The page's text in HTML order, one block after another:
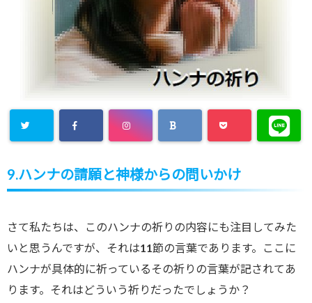
9.ハンナの請願と神様からの問いかけ
さて私たちは、このハンナの祈りの内容にも注目してみた
いと思うんですが、それは11節の言葉であります。ここに
ハンナが具体的に祈っているその祈りの言葉が記されてあ
ります。それはどういう祈りだったでしょうか？